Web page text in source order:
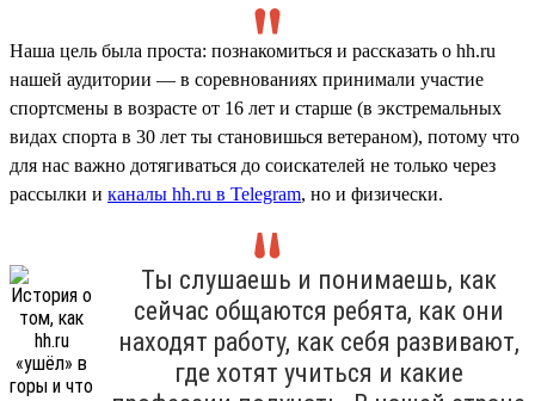
Наша цель была проста: познакомиться и рассказать о hh.ru
нашей аудитории — в соревнованиях принимали участие
спортсмены в возрасте от 16 лет и старше (в экстремальных
видах спорта в 30 лет ты становишься ветераном), потому что
для нас важно дотягиваться до соискателей не только через
рассылки и каналы hh.ru в Telegram, но и физически.
Ты слушаешь и понимаешь, как
сейчас общаются ребята, как они
находят работу, как себя развивают,
где хотят учиться и какие